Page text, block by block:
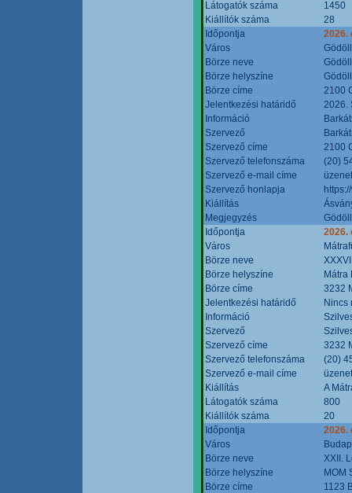
Látogatók száma
1450
Kiállítók száma
28
Időpontja
2026.
Város
Börze neve
Börze helyszíne
Börze címe
2100
Jelentkezési határidő
2026.
Információ
Szervező
Szervező címe
2100
Szervező telefonszáma
(20)
Szervező e-mail címe
Szervező honlapja
Kiállítás
Megjegyzés
Időpontja
2026.
Város
Börze neve
Börze helyszíne
Mátra
Börze címe
3232
Jelentkezési határidő
Nincs
Információ
Szervező
Szervező címe
3232
Szervező telefonszáma
(20)
Szervező e-mail címe
Kiállítás
A
Látogatók száma
800
Kiállítók száma
20
Időpontja
2026.
Város
Börze neve
XXII.
Börze helyszíne
MOM
Börze címe
1123